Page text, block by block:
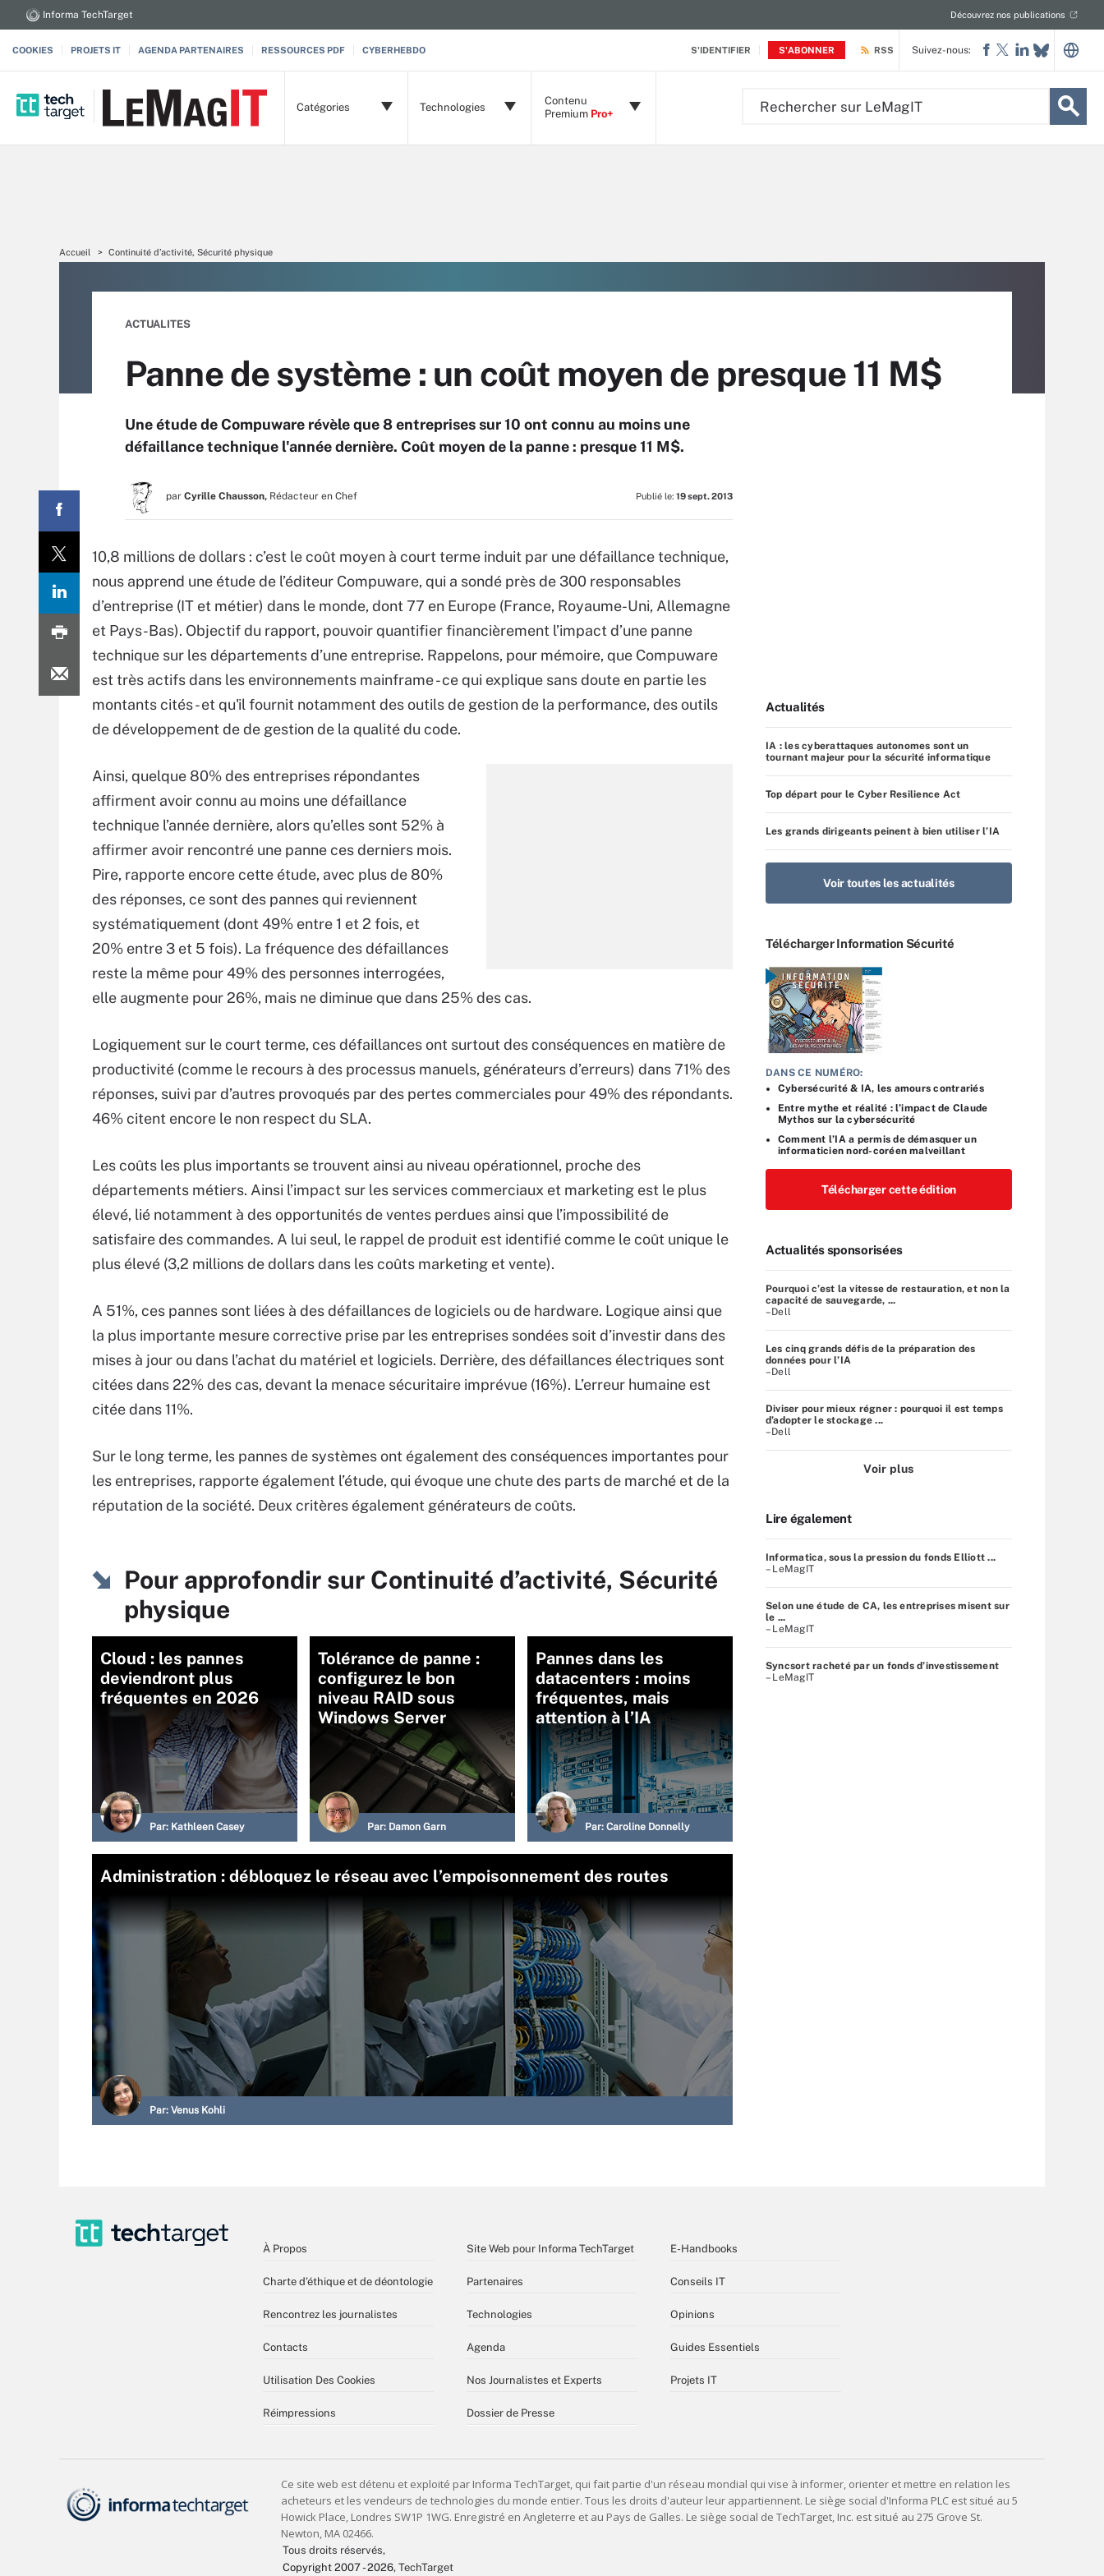
S'IDENTIFIER S'ABONNER
Informa TechTarget Découvrez nos publications
COOKIES PROJETS IT AGENDA PARTENAIRES RESSOURCES PDF CYBERHEBDO RSS
Catégories Technologies
Contenu
Premium Pro+
Suivez-nous:
Accueil Continuité d’activité, Sécurité physique
ACTUALITES
Panne de système : un coût moyen de presque 11 M$
Une étude de Compuware révèle que 8 entreprises sur 10 ont connu au moins une
défaillance technique l'année dernière. Coût moyen de la panne : presque 11 M$.
par Cyrille Chausson, Rédacteur en Chef Publié le: 19 sept. 2013
10,8 millions de dollars : c’est le coût moyen à court terme induit par une défaillance technique,
nous apprend une étude de l’éditeur Compuware, qui a sondé près de 300 responsables
d’entreprise (IT et métier) dans le monde, dont 77 en Europe (France, Royaume-Uni, Allemagne
et Pays-Bas). Objectif du rapport, pouvoir quantifier financièrement l’impact d’une panne
technique sur les départements d’une entreprise. Rappelons, pour mémoire, que Compuware
est très actifs dans les environnements mainframe - ce qui explique sans doute en partie les
montants cités - et qu'il fournit notamment des outils de gestion de la performance, des outils
de développement de de gestion de la qualité du code.
Ainsi, quelque 80% des entreprises répondantes
affirment avoir connu au moins une défaillance
technique l’année dernière, alors qu’elles sont 52% à
affirmer avoir rencontré une panne ces derniers mois.
Pire, rapporte encore cette étude, avec plus de 80%
des réponses, ce sont des pannes qui reviennent
systématiquement (dont 49% entre 1 et 2 fois, et
20% entre 3 et 5 fois). La fréquence des défaillances
reste la même pour 49% des personnes interrogées,
elle augmente pour 26%, mais ne diminue que dans 25% des cas.
Logiquement sur le court terme, ces défaillances ont surtout des conséquences en matière de
productivité (comme le recours à des processus manuels, générateurs d’erreurs) dans 71% des
réponses, suivi par d’autres provoqués par des pertes commerciales pour 49% des répondants.
46% citent encore le non respect du SLA.
Les coûts les plus importants se trouvent ainsi au niveau opérationnel, proche des
départements métiers. Ainsi l’impact sur les services commerciaux et marketing est le plus
élevé, lié notamment à des opportunités de ventes perdues ainsi que l’impossibilité de
satisfaire des commandes. A lui seul, le rappel de produit est identifié comme le coût unique le
plus élevé (3,2 millions de dollars dans les coûts marketing et vente).
A 51%, ces pannes sont liées à des défaillances de logiciels ou de hardware. Logique ainsi que
la plus importante mesure corrective prise par les entreprises sondées soit d’investir dans des
mises à jour ou dans l’achat du matériel et logiciels. Derrière, des défaillances électriques sont
citées dans 22% des cas, devant la menace sécuritaire imprévue (16%). L’erreur humaine est
citée dans 11%.
Sur le long terme, les pannes de systèmes ont également des conséquences importantes pour
les entreprises, rapporte également l’étude, qui évoque une chute des parts de marché et de la
réputation de la société. Deux critères également générateurs de coûts.
Pour approfondir sur Continuité d’activité, Sécurité
physique
Cloud : les pannes
deviendront plus
fréquentes en 2026
Par: Kathleen Casey
Tolérance de panne :
configurez le bon
niveau RAID sous
Windows Server
Par: Damon Garn
Pannes dans les
datacenters : moins
fréquentes, mais
attention à l’IA
Par: Caroline Donnelly
Administration : débloquez le réseau avec l’empoisonnement des routes
Par: Venus Kohli
Actualités
IA : les cyberattaques autonomes sont un
tournant majeur pour la sécurité informatique
Top départ pour le Cyber Resilience Act
Les grands dirigeants peinent à bien utiliser l’IA
Voir toutes les actualités
Télécharger Information Sécurité
DANS CE NUMÉRO:
Cybersécurité & IA, les amours contrariés
Entre mythe et réalité : l’impact de Claude
Mythos sur la cybersécurité
Comment l’IA a permis de démasquer un
informaticien nord-coréen malveillant
Télécharger cette édition
Actualités sponsorisées
Pourquoi c’est la vitesse de restauration, et non la
capacité de sauvegarde, ...
–Dell
Les cinq grands défis de la préparation des
données pour l’IA
–Dell
Diviser pour mieux régner : pourquoi il est temps
d’adopter le stockage ...
–Dell
Voir plus
Lire également
Informatica, sous la pression du fonds Elliott ...
– LeMagIT
Selon une étude de CA, les entreprises misent sur
le ...
– LeMagIT
Syncsort racheté par un fonds d’investissement
– LeMagIT
À Propos
Charte d’éthique et de déontologie
Rencontrez les journalistes
Contacts
Utilisation Des Cookies
Réimpressions
Site Web pour Informa TechTarget
Partenaires
Technologies
Agenda
Nos Journalistes et Experts
Dossier de Presse
E-Handbooks
Conseils IT
Opinions
Guides Essentiels
Projets IT
Tous droits réservés,
Copyright 2007 - 2026, TechTarget